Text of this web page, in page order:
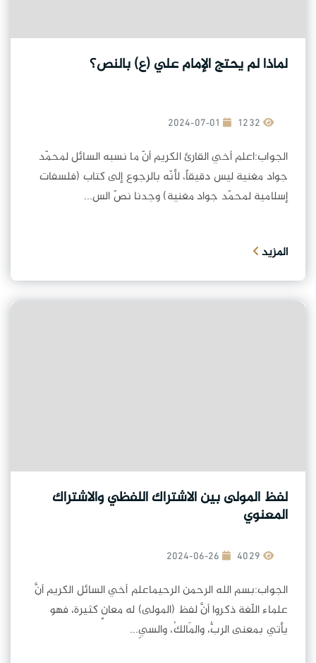
لماذا لم يحتج الإمام علي (ع) بالنص؟
2024-07-01
الجواب:اعلم أخي القارئ الكريم أنّ ما نسبه السائل لمحمّد
جواد مغنية ليس دقيقاً، لأنّه بالرجوع إلى كتاب (فلسفات
إسلامية لمحمّد جواد مغنية) وجدنا نصّ الس...
المزيد
لفظ المولى بين الاشتراك اللفظي والاشتراك
المعنوي
2024-06-26
الجواب:بسم الله الرحمن الرحيماعلم أخي السائل الكريم أنَّ
علماء اللّغة ذكروا أنَّ لفظ (المولى) له معانٍ كثيرة، فهو
يأتي بمعنى الربُّ، والمَالكُ، والسيِ...